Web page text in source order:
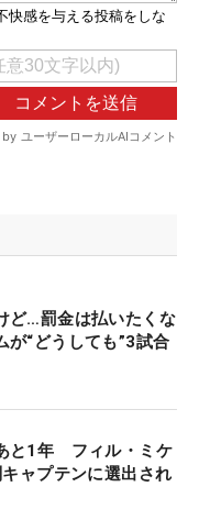
ど…罰金は払いたくな
“どうしても”3試合
と1年 フィル・ミケ
ャプテンに選出され